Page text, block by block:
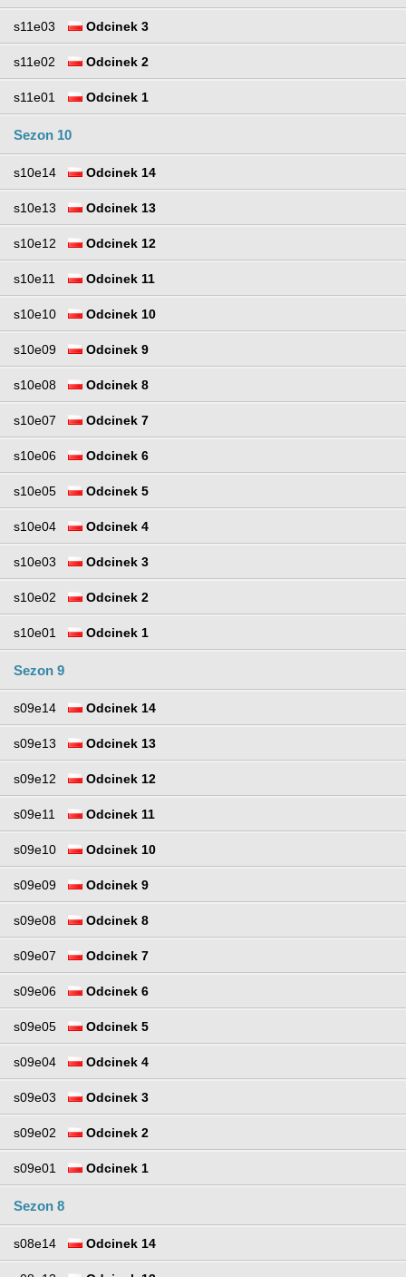
s11e03 Odcinek 3
s11e02 Odcinek 2
s11e01 Odcinek 1
Sezon 10
s10e14 Odcinek 14
s10e13 Odcinek 13
s10e12 Odcinek 12
s10e11 Odcinek 11
s10e10 Odcinek 10
s10e09 Odcinek 9
s10e08 Odcinek 8
s10e07 Odcinek 7
s10e06 Odcinek 6
s10e05 Odcinek 5
s10e04 Odcinek 4
s10e03 Odcinek 3
s10e02 Odcinek 2
s10e01 Odcinek 1
Sezon 9
s09e14 Odcinek 14
s09e13 Odcinek 13
s09e12 Odcinek 12
s09e11 Odcinek 11
s09e10 Odcinek 10
s09e09 Odcinek 9
s09e08 Odcinek 8
s09e07 Odcinek 7
s09e06 Odcinek 6
s09e05 Odcinek 5
s09e04 Odcinek 4
s09e03 Odcinek 3
s09e02 Odcinek 2
s09e01 Odcinek 1
Sezon 8
s08e14 Odcinek 14